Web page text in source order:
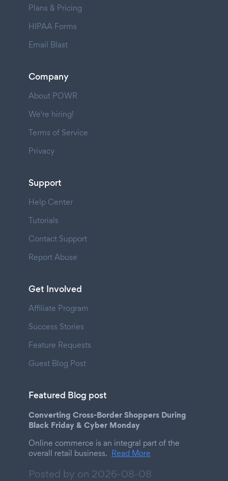
Plans & Pricing
HIPAA Forms
Email Blast
Company
About POWR
We're hiring!
Terms of Service
Privacy
Support
Help Center
Tutorials
Contact Support
Report Abuse
Get Involved
Affiliate Program
Success Stories
Feature Requests
Guest Blog Post
Featured Blog post
Converting Cross-Border Shoppers During
Black Friday & Cyber Monday
Online commerce is an integral part of the
overall retail business. Read More
Posted by on 2026-08-08